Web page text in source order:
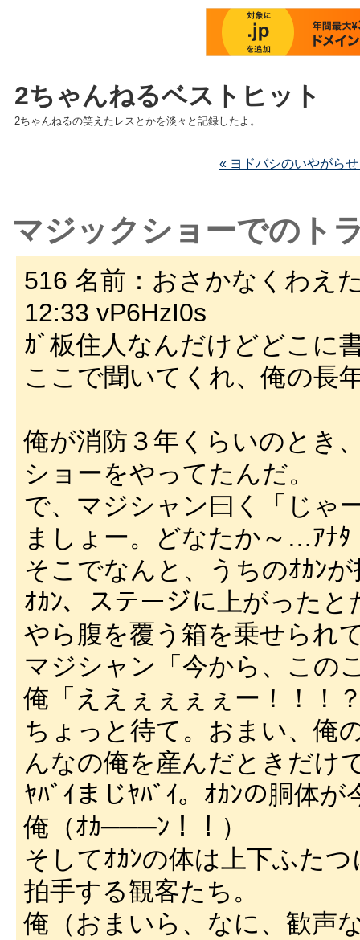
2ちゃんねるベストヒット
2ちゃんねるの笑えたレスとかを淡々と記録したよ。
« ヨドバシのいやがら
マジックショーでのト
516 名前：おさかなくわえ
12:33 vP6HzI0s
ｶﾞ板住人なんだけどどこに
ここで聞いてくれ、俺の長
俺が消防３年くらいのとき
ショーをやってたんだ。
で、マジシャン曰く「じゃ
ましょー。どなたか～…ｱﾅﾀ
そこでなんと、うちのｵｶﾝ
ｵｶﾝ、ステージに上がった
やら腹を覆う箱を乗せられ
マジシャン「今から、この
俺「ええぇぇぇぇー！！！
ちょっと待て。おまい、俺
んなの俺を産んだときだけ
ﾔﾊﾞｲまじﾔﾊﾞｲ。ｵｶﾝの胴体
俺（ｵｶ───ﾝ！！）
そしてｵｶﾝの体は上下ふた
拍手する観客たち。
俺（おまいら、なに、歓声